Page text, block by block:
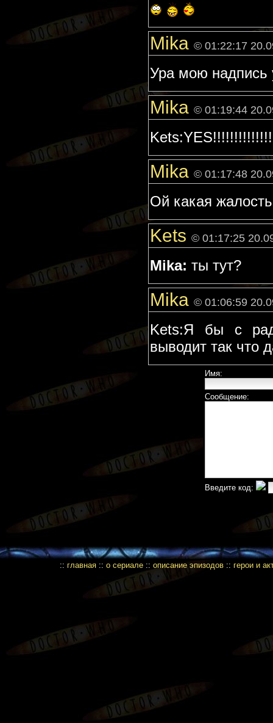
Mika © 01:22:17
Ура мою надпись
Mika © 01:19:44
Mika © 01:17:48
Ой какая
Kets © 01:17:25
Mika: ты тут?
Mika © 01:06:59
Kets:Я бы с
выводит так что
Имя:
Сообщение:
Введите код:
:: главная :: о сериале :: описание эпизодов :: герои и